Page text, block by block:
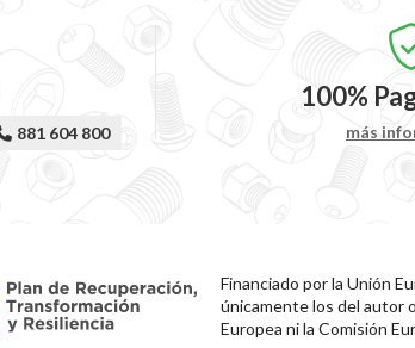
881 604 800
100%
más
Financiado por la Unión
únicamente los del autor
Europea ni la Comisión